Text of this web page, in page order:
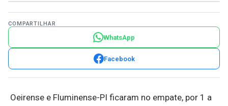
COMPARTILHAR
WhatsApp
Facebook
Oeirense e Fluminense-PI ficaram no empate, por 1 a